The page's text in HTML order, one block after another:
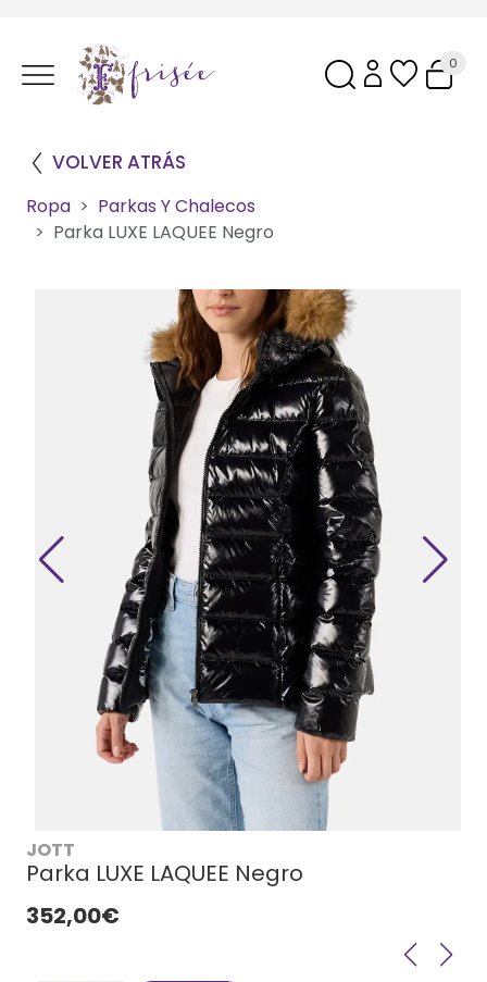
0
VOLVER ATRÁS
Ropa
Parkas Y Chalecos
Parka LUXE LAQUEE Negro
JOTT
Parka LUXE LAQUEE Negro
352,00€